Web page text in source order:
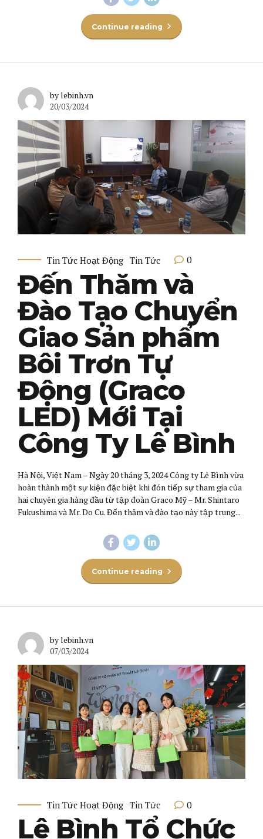
Continue reading
by lebinh.vn
20/03/2024
Tin Tức Hoạt Động Tin Tức 0
Đến Thăm và
Đào Tạo Chuyển
Giao Sản phẩm
Bôi Trơn Tự
Động (Graco
LED) Mới Tại
Công Ty Lê Bình
Hà Nội, Việt Nam – Ngày 20 tháng 3, 2024 Công ty Lê Bình vừa
hoàn thành một sự kiện đặc biệt khi đón tiếp sự tham gia của
hai chuyên gia hàng đầu từ tập đoàn Graco Mỹ – Mr. Shintaro
Fukushima và Mr. Do Cu. Đến thăm và đào tạo này tập trung...
Continue reading
by lebinh.vn
07/03/2024
Tin Tức Hoạt Động Tin Tức 0
Lê Bình Tổ Chức